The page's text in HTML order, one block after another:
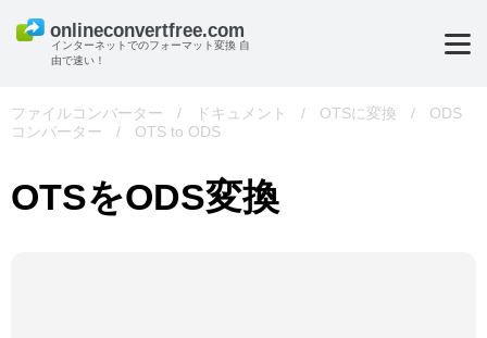
インターネットでのフォーマット変換 自
由で速い！
ファイルコンバーター / ドキュメント / OTSに変換 /
ODS
コンバーター
/ OTS to ODS
OTSをODS変換